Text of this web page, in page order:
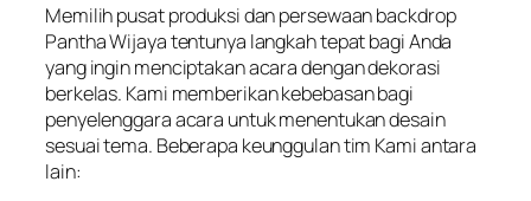
Memilih pusat produksi dan persewaan backdrop
Pantha Wijaya tentunya langkah tepat bagi Anda
yang ingin menciptakan acara dengan dekorasi
berkelas. Kami memberikan kebebasan bagi
penyelenggara acara untuk menentukan desain
sesuai tema. Beberapa keunggulan tim Kami antara
lain: